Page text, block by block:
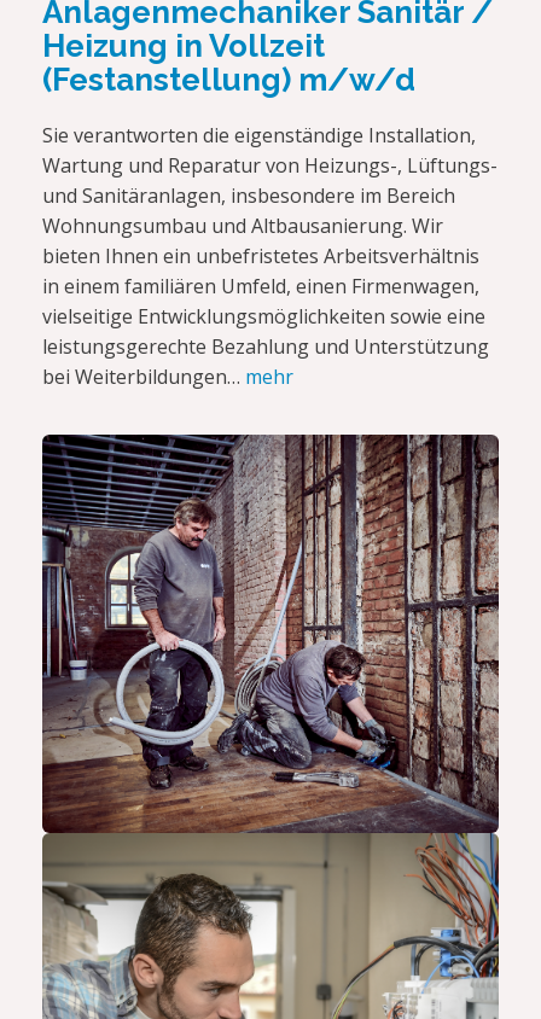
Anlagenmechaniker Sanitär /
Heizung in Vollzeit
(Festanstellung) m/w/d
Sie verantworten die eigenständige Installation,
Wartung und Reparatur von Heizungs-, Lüftungs-
und Sanitäranlagen, insbesondere im Bereich
Wohnungsumbau und Altbausanierung. Wir
bieten Ihnen ein unbefristetes Arbeitsverhältnis
in einem familiären Umfeld, einen Firmenwagen,
vielseitige Entwicklungsmöglichkeiten sowie eine
leistungsgerechte Bezahlung und Unterstützung
bei Weiterbildungen… mehr